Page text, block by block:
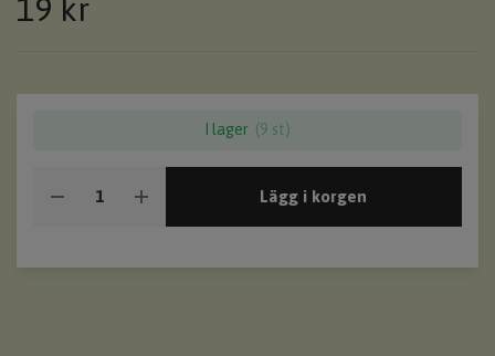
19 kr
I lager (9 st)
Lägg i korgen